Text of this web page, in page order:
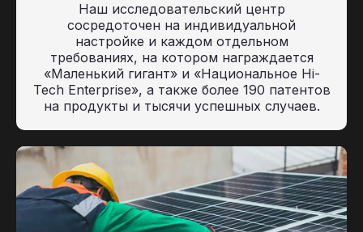
Наш исследовательский центр
сосредоточен на индивидуальной
настройке и каждом отдельном
требованиях, на котором награждается
«Маленький гигант» и «Национальное Hi-
Tech Enterprise», а также более 190 патентов
на продукты и тысячи успешных случаев.